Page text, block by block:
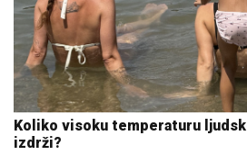
Koliko visoku temperaturu
izdrži?